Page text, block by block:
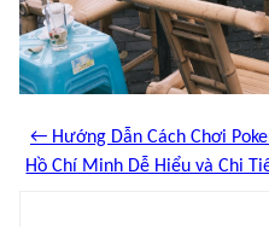
← Hướng Dẫn Cách Chơi
Hồ Chí Minh Dễ Hiểu và Chi